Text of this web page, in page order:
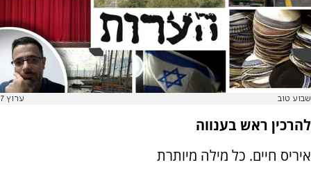
שבוע טוב ערוץ 7
להרכין ראש בענווה
איריס חיים. כל מילה מיותרת